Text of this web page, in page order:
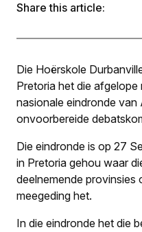
Share this article:
Die Hoërskole
Pretoria het die
nasionale eindronde
onvoorbereide
Die eindronde is op 27
in Pretoria gehou waar
deelnemende provinsies
meegeding het.
In die eindronde het die